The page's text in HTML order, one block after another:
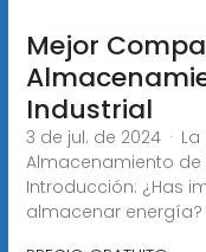
Mejor
Industrial
3 de jul. de 2024 ·
Almacenamiento de
Introducción: ¿Has
almacenar energía?